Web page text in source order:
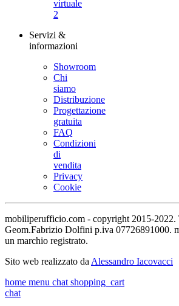
virtuale
2
Servizi &
informazioni
Showroom
Chi
siamo
Distribuzione
Progettazione
gratuita
FAQ
Condizioni
di
vendita
Privacy
Cookie
mobiliperufficio.com - copyright 2015-
Geom.Fabrizio Dolfini p.iva 07726891000.
un marchio registrato.
Sito web realizzato da Alessandro Iacovacci
home menu chat shopping_cart
chat